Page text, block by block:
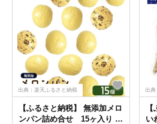
出典：楽天ふるさと納税
【ふるさと納税】 無添加メロ
ンパン詰め合せ 15ヶ入り ／
出典
い